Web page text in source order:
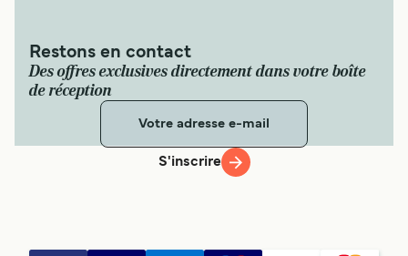
Restons en contact
Des offres exclusives directement dans votre boîte
de réception
S'inscrire